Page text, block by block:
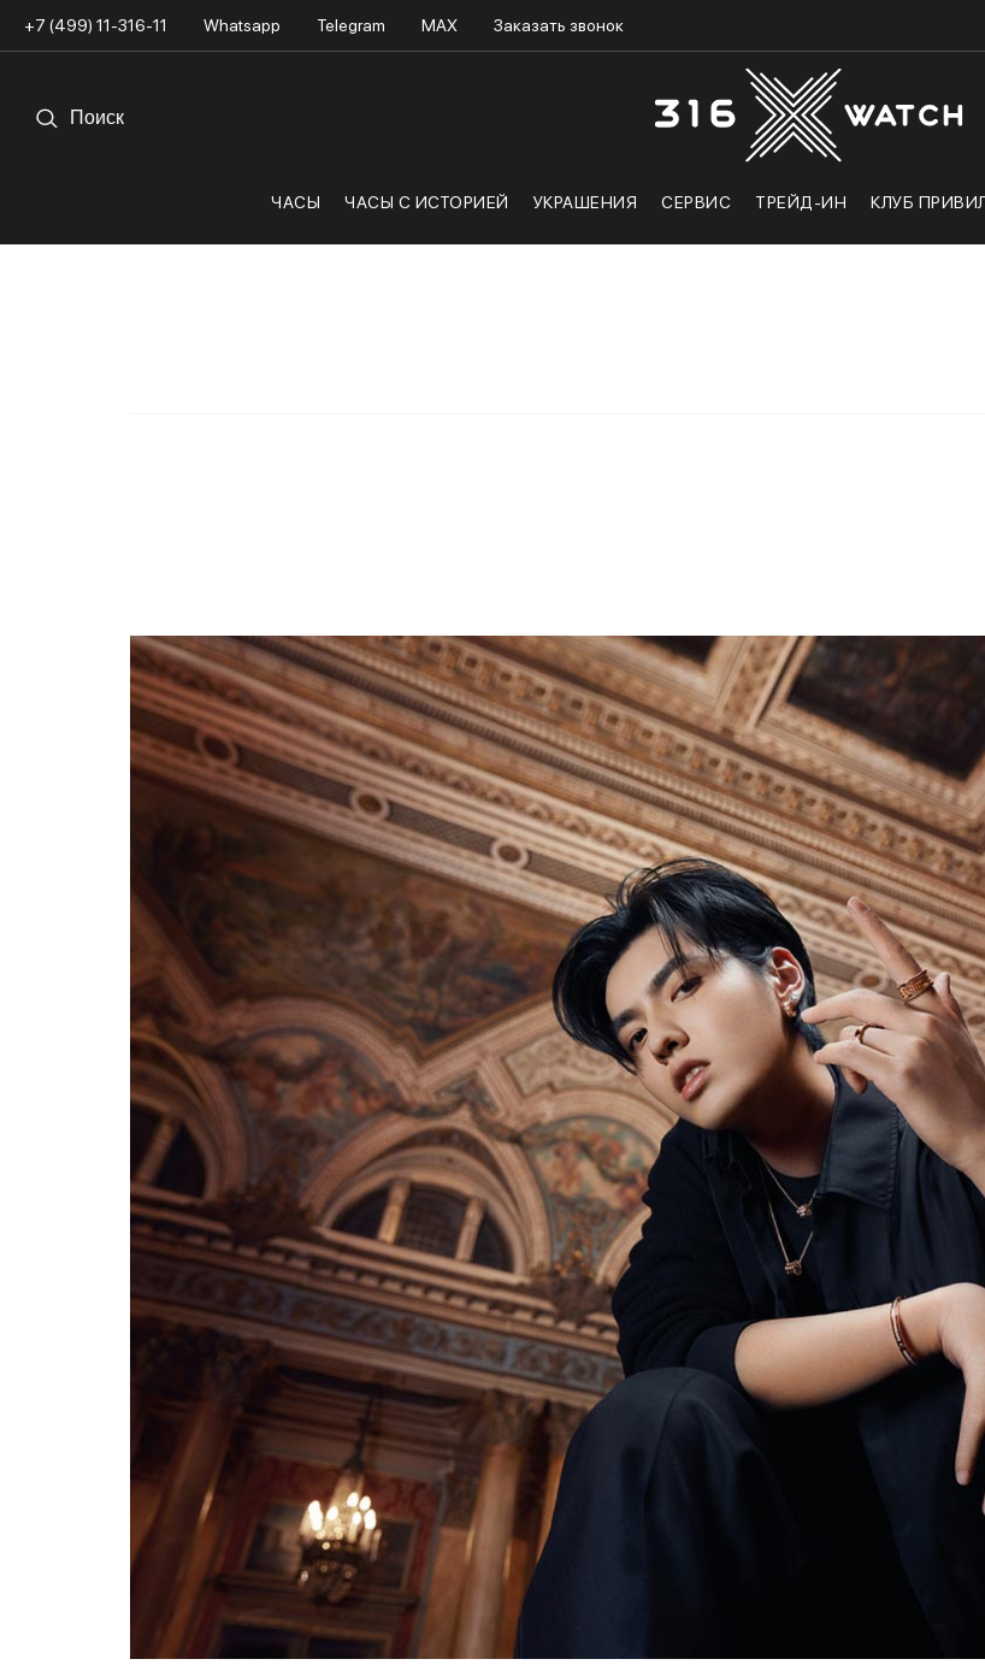
+7 (499) 11-316-11 Whatsapp Telegram MAX Заказать звонок
ЧАСЫ ЧАСЫ С ИСТОРИЕЙ УКРАШЕНИЯ СЕРВИС ТРЕЙД-ИН КЛУБ